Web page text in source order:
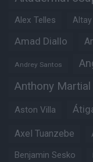
Alex Telles Altay
Amad Diallo
Andrey Santos
Anthony Martial
Aston Villa
Axel Tuanzebe
Benjamin Sesko